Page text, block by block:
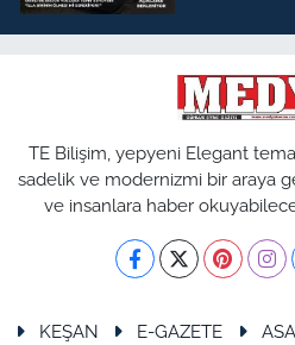
TE Bilişim, yepyeni Elegant
sadelik ve modernizmi bir araya
ve insanlara haber
KEŞAN E-GAZETE